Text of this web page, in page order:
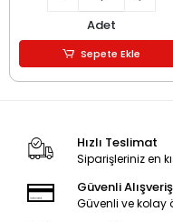
Adet
Sepete Ekle
Hızlı Teslimat
Siparişleriniz en
Güvenli Alışveriş
Güvenli ve kolay